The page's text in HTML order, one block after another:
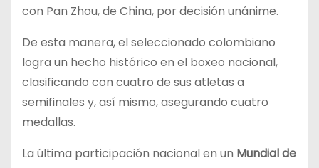
con Pan Zhou, de China, por decisión unánime.
De esta manera, el seleccionado colombiano
logra un hecho histórico en el boxeo nacional,
clasificando con cuatro de sus atletas a
semifinales y, así mismo, asegurando cuatro
medallas.
La última participación nacional en un Mundial de